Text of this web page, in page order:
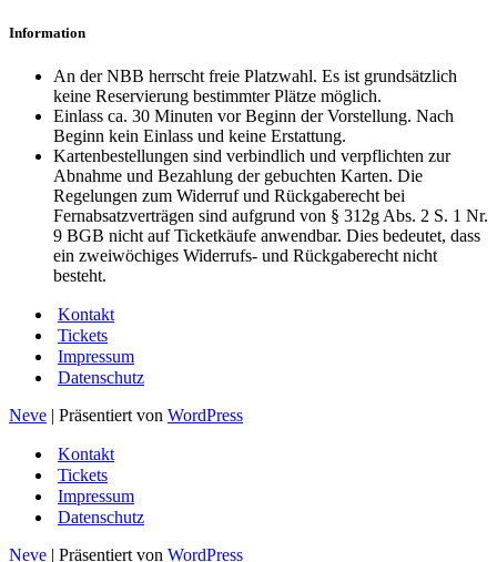
Information
An der NBB herrscht freie Platzwahl. Es ist grundsätzlich
keine Reservierung bestimmter Plätze möglich.
Einlass ca. 30 Minuten vor Beginn der Vorstellung. Nach
Beginn kein Einlass und keine Erstattung.
Kartenbestellungen sind verbindlich und verpflichten zur
Abnahme und Bezahlung der gebuchten Karten. Die
Regelungen zum Widerruf und Rückgaberecht bei
Fernabsatzverträgen sind aufgrund von § 312g Abs. 2 S. 1 Nr.
9 BGB nicht auf Ticketkäufe anwendbar. Dies bedeutet, dass
ein zweiwöchiges Widerrufs- und Rückgaberecht nicht
besteht.
Kontakt
Tickets
Impressum
Datenschutz
Neve | Präsentiert von WordPress
Kontakt
Tickets
Impressum
Datenschutz
Neve | Präsentiert von WordPress